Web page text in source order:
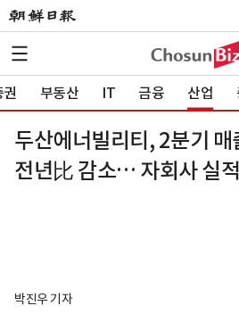
부동산 IT 금융 산업
두산에너빌리티, 2분기
전년比 감소… 자회사 실
박진우 기자